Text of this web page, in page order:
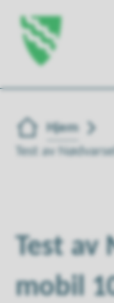
Forsiden
Du er her:
Hjem
Test av
Test av
mobil